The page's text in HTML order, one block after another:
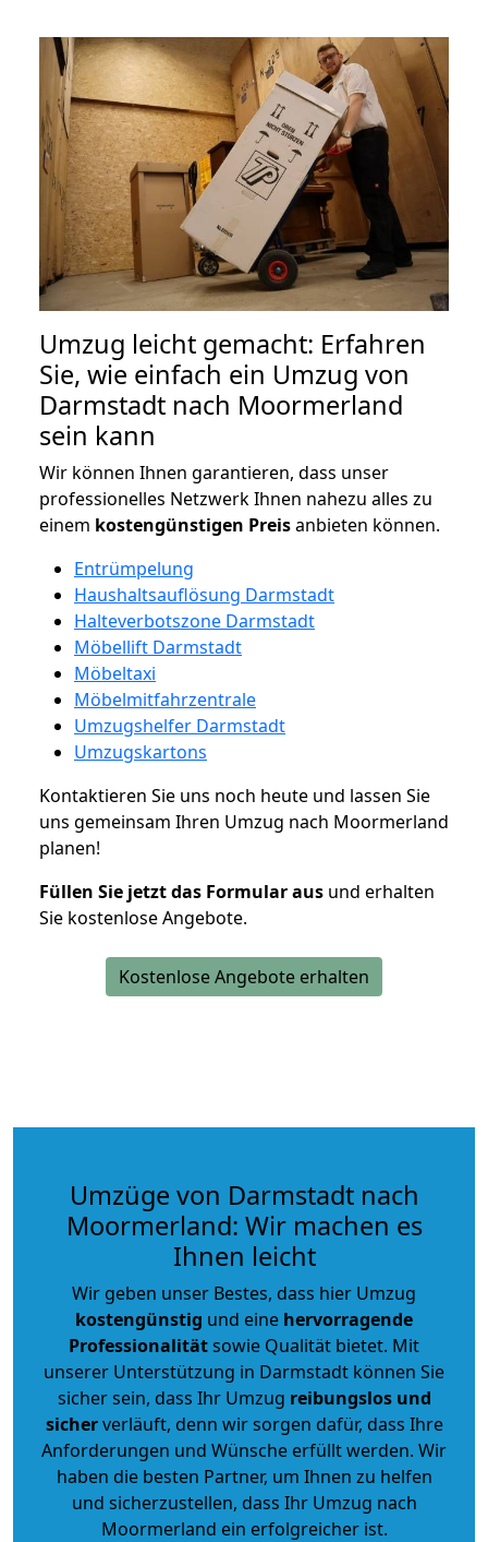
Umzug leicht gemacht: Erfahren
Sie, wie einfach ein Umzug von
Darmstadt nach Moormerland
sein kann
Wir können Ihnen garantieren, dass unser
professionelles Netzwerk Ihnen nahezu alles zu
einem kostengünstigen Preisanbieten können.
Entrümpelung
Haushaltsauflösung Darmstadt
Halteverbotszone Darmstadt
Möbellift Darmstadt
Möbeltaxi
Möbelmitfahrzentrale
Umzugshelfer Darmstadt
Umzugskartons
Kontaktieren Sie uns noch heute und lassen Sie
uns gemeinsam Ihren Umzug nach Moormerland
planen!
Füllen Sie jetzt das Formular aus und erhalten
Sie kostenlose Angebote.
Kostenlose Angebote erhalten
Umzüge von Darmstadt nach
Moormerland: Wir machen es
Ihnen leicht
Wir geben unser Bestes, dass hier Umzug
kostengünstig und eine hervorragende
Professionalitätsowie Qualität bietet. Mit
unserer Unterstützung in Darmstadt können Sie
sicher sein, dass Ihr Umzug reibungslos und
sicherverläuft, denn wir sorgen dafür, dass Ihre
Anforderungen und Wünsche erfüllt werden. Wir
haben die besten Partner, um Ihnen zu helfen
und sicherzustellen, dass Ihr Umzug nach
Moormerland ein erfolgreicher ist.